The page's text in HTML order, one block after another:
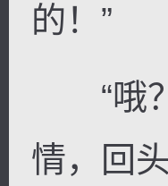
的！”
“哦？
情，回